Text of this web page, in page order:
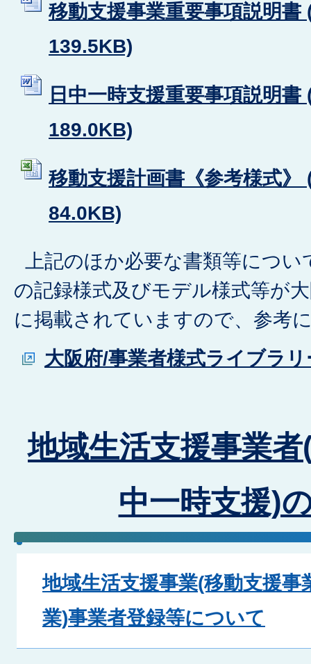
移動支援事業重要事項説明
139.5KB)
日中一時支援重要事項説明
189.0KB)
移動支援計画書《参考様式
84.0KB)
上記のほか必要な書類等につい
の記録様式及びモデル様式等が
に掲載されていますので、参考
大阪府/事業者様式ライブラリ
地域生活支援事業
中一時支援)
地域生活支援事業(移動支援事
業)事業者登録等について